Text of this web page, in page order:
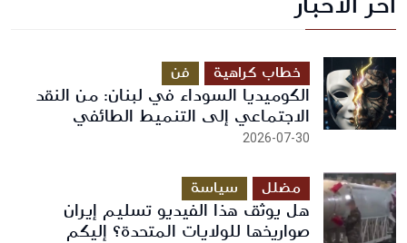
آخر الأخبار
خطاب كراهية فن
الكوميديا السوداء في لبنان: من النقد
الاجتماعي إلى التنميط الطائفي
2026-07-30
مضلل سياسة
هل يوثق هذا الفيديو تسليم إيران
صواريخها للولايات المتحدة؟ إليكم